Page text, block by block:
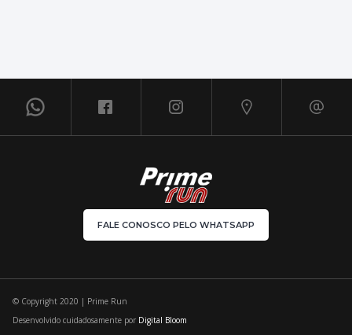
FALE CONOSCO PELO WHATSAPP
© Copyright 2020 | Prime Run
Desenvolvido cuidadosamente por Digital Bloom